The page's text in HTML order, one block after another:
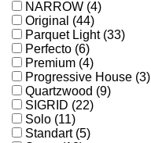
NARROW (4)
Original (44)
Parquet Light (33)
Perfecto (6)
Premium (4)
Progressive House (3)
Quartzwood (9)
SIGRID (22)
Solo (11)
Standart (5)